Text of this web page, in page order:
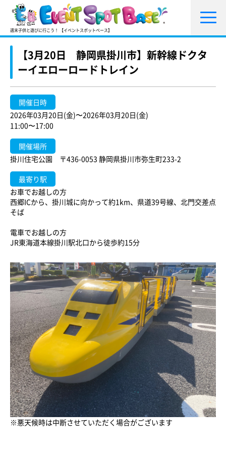
週末子供と遊びに行こう！ 【イベントスポットベース】
【3月20日 静岡県掛川市】新幹線ドクタ
ーイエローロードトレイン
開催日時
2026年03月20日(金)〜2026年03月20日(金)
11:00〜17:00
開催場所
掛川住宅公園 〒436-0053 静岡県掛川市弥生町233-2
最寄り駅
お車でお越しの方
西郷ICから、掛川城に向かって約1km、県道39号線、北門交差点
そば
電車でお越しの方
JR東海道本線掛川駅北口から徒歩約15分
※悪天候時は中断させていただく場合がございます